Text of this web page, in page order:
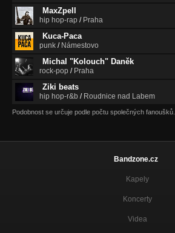
MaxZpell
hip hop-rap / Praha
Kuca-Paca
punk / Námestovo
Michal "Kolouch" Daněk
rock-pop / Praha
Ziki beats
hip hop-r&b / Roudnice nad Labem
Podobnost se určuje podle počtu společných fanoušků.
Bandzone.cz
Kapely
Koncerty
Videa